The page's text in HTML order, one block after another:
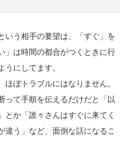
いう相手の要望は、「すぐ」を
」は時間の都合がつくときに行
うにしてます。
ほぼトラブルにはなりません。
って手順を伝えるだけだと「以
とか「誰々さんはすぐに来てく
違う」など、面倒な話になるこ